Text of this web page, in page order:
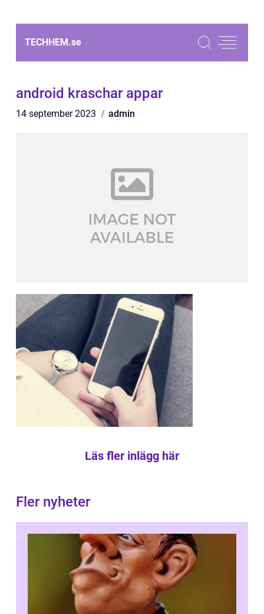
TECHHEM.se
android kraschar appar
14 september 2023 admin
Läs fler inlägg här
Fler nyheter